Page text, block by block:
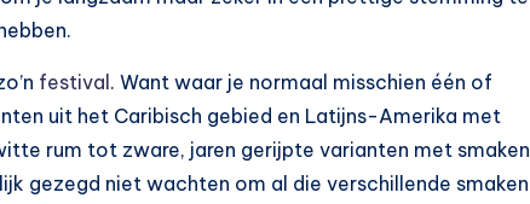
festival . Want waar je normaal misschien één of
uit het Caribisch gebied en Latijns-Amerika met
rum tot zware, jaren gerijpte varianten met smaken
gezegd niet wachten om al die verschillende smaken